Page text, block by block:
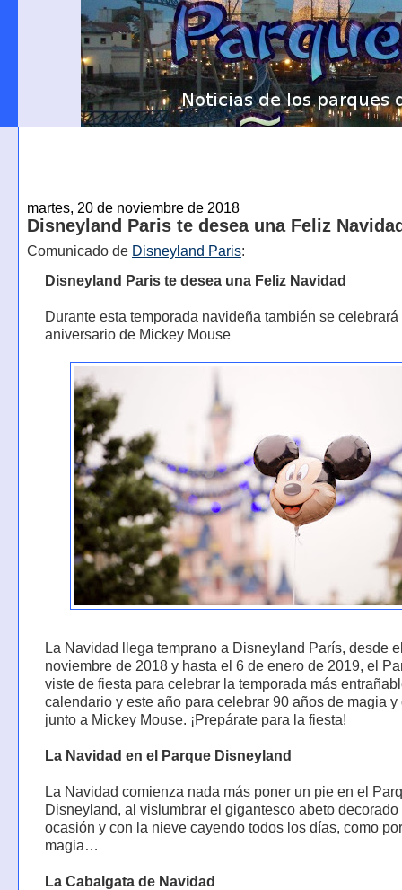
martes, 20 de noviembre de 2018
Disneyland Paris te desea una Feliz
Comunicado de Disneyland Paris:
Disneyland Paris te desea una Feliz Navidad
Durante esta temporada navideña también se celebrará
aniversario de Mickey Mouse
La Navidad llega temprano a Disneyland París, desde
noviembre de 2018 y hasta el 6 de enero de 2019, el
viste de fiesta para celebrar la temporada más
calendario y este año para celebrar 90 años de magia y
junto a Mickey Mouse. ¡Prepárate para la fiesta!
La Navidad en el Parque Disneyland
La Navidad comienza nada más poner un pie en el
Disneyland, al vislumbrar el gigantesco abeto decorado
ocasión y con la nieve cayendo todos los días, como
magia…
La Cabalgata de Navidad